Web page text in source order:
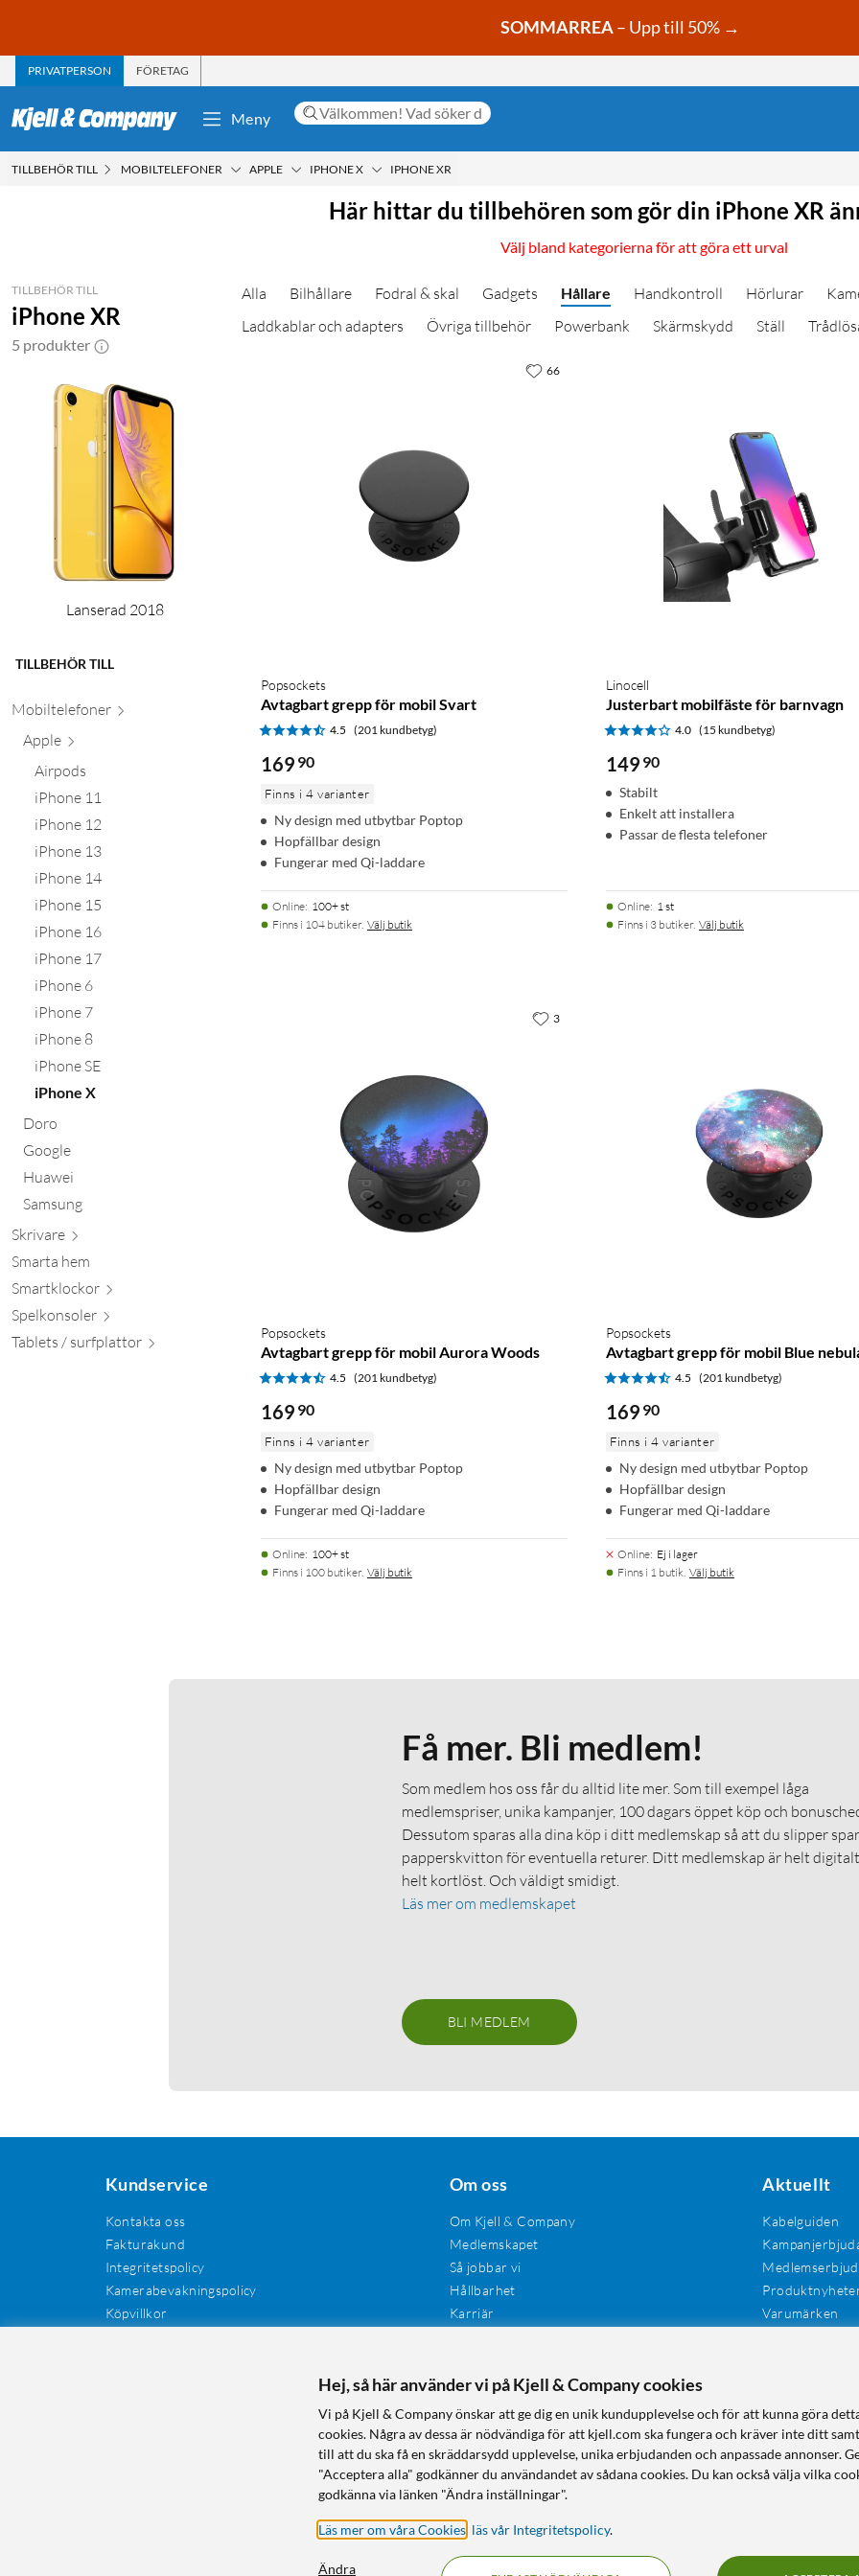
SOMMARREA– Upp till 50% →
PRIVATPERSON FÖRETAG
Meny
TILLBEHÖR TILL MOBILTELEFONER APPLE IPHONE X IPHONE XR
Här hittar du tillbehören som gör din iPhone XR
Välj bland kategorierna för att göra ett urval
TILLBEHÖR TILL
iPhone XR
5 produkter
Lanserad 2018
TILLBEHÖR TILL
Mobiltelefoner
Apple
Airpods
iPhone 11
iPhone 12
iPhone 13
iPhone 14
iPhone 15
iPhone 16
iPhone 17
iPhone 6
iPhone 7
iPhone 8
iPhone SE
iPhone X
Doro
Google
Huawei
Samsung
Skrivare
Smarta hem
Smartklockor
Spelkonsoler
Tablets / surfplattor
Alla Bilhållare Fodral & skal Gadgets Hållare Handkontroll Hörlurar
Laddkablar och adapters
Övriga tillbehör Powerbank Skärmskydd Ställ
Popsockets
Avtagbart grepp för mobil Svart
4.5 (201 kundbetyg)
169 90
Finns i 4 varianter
Ny design med utbytbar Poptop
Hopfällbar design
Fungerar med Qi-laddare
Online: 100+ st
Finns i 104 butiker. Välj butik
66
Linocell
Justerbart mobilfäste för barnvagn
4.0 (15 kundbetyg)
149 90
Stabilt
Enkelt att installera
Passar de flesta telefoner
Online: 1 st
Finns i 3 butiker. Välj butik
Popsockets
Avtagbart grepp för mobil Aurora Woods
4.5 (201 kundbetyg)
169 90
Finns i 4 varianter
Ny design med utbytbar Poptop
Hopfällbar design
Fungerar med Qi-laddare
Online: 100+ st
Finns i 100 butiker. Välj butik
3
Popsockets
Avtagbart grepp för mobil Blue
4.5 (201 kundbetyg)
169 90
Finns i 4 varianter
Ny design med utbytbar Poptop
Hopfällbar design
Fungerar med Qi-laddare
Online: Ej i lager
Finns i 1 butik. Välj butik
Få mer. Bli medlem!
Som medlem hos oss får du alltid lite mer. Som till exempel låga
medlemspriser, unika kampanjer, 100 dagars öppet köp och
Dessutom sparas alla dina köp i ditt medlemskap så att du slipper
papperskvitton för eventuella returer. Ditt medlemskap är helt
helt kortlöst. Och väldigt smidigt.
Läs mer om medlemskapet
BLI MEDLEM
Kundservice
Kontakta oss
Fakturakund
Integritetspolicy
Kamerabevakningspolicy
Köpvillkor
Om oss
Om Kjell & Company
Medlemskapet
Så jobbar vi
Hållbarhet
Karriär
Tillgänglighet
Aktuellt
Kabelguiden
Varumärken
Hej, så här använder vi på Kjell & Company cookies
Vi på Kjell & Company önskar att ge dig en unik kundupplevelse och för att kunna göra
cookies. Några av dessa är nödvändiga för att kjell.com ska fungera och kräver inte ditt
till att du ska få en skräddarsydd upplevelse, unika erbjudanden och anpassade annonser.
"Acceptera alla" godkänner du användandet av sådana cookies. Du kan också välja vilka
godkänna via länken "Ändra inställningar".
Läs mer om våra Cookies läs vår Integritetspolicy.
Ändra